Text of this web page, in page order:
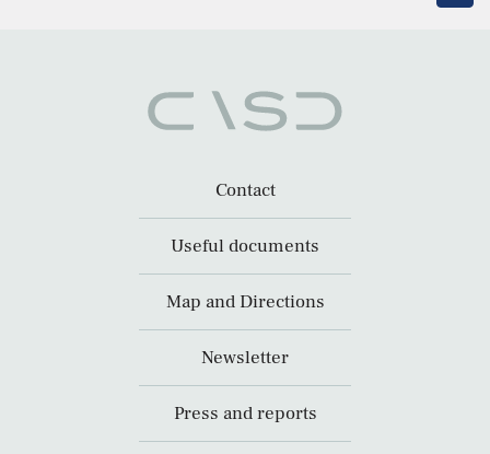
Contact
Useful documents
Map and Directions
Newsletter
Press and reports